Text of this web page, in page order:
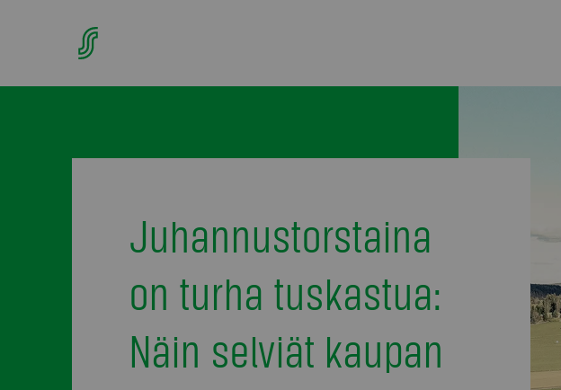
Juhannustorstaina
on turha tuskastua:
Näin selviät kaupan